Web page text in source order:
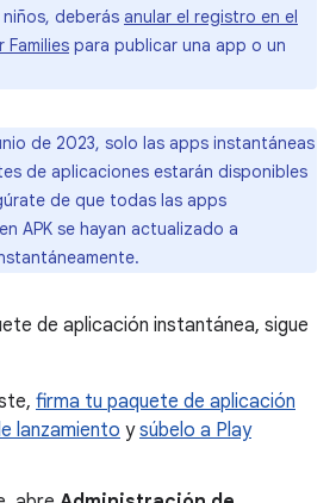
deberás anular el registro en el
para publicar una app o un
de 2023, solo las apps instantáneas
de aplicaciones estarán disponibles
de que todas las apps
APK se hayan actualizado a
de aplicación instantánea, sigue
firma tu paquete de aplicación
lanzamiento ysúbelo a Play